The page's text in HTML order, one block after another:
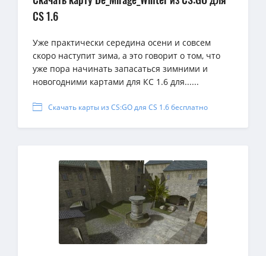
CS 1.6
Уже практически середина осени и совсем
скоро наступит зима, а это говорит о том, что
уже пора начинать запасаться зимними и
новогодними картами для КС 1.6 для......
Скачать карты из CS:GO для CS 1.6 бесплатно